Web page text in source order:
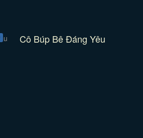
Cô Búp Bê Đáng Yêu